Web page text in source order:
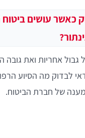
כאשר עושים ביטוח
אחריות ואת
לבדוק מה הסיוע
של חברת הביטוח.